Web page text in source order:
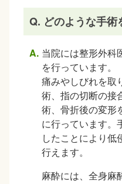
Q. どのような手術
当院には整形外科
を行っています。
痛みやしびれを取
術、指の切断の接
術、骨折後の変形
に行っています。
したことにより低
行えます。
麻酔には、全身麻